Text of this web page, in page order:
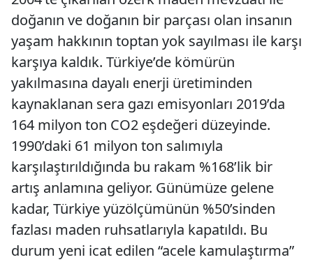
doğanın ve doğanın bir parçası olan insanın
yaşam hakkının toptan yok sayılması ile karşı
karşıya kaldık. Türkiye’de kömürün
yakılmasına dayalı enerji üretiminden
kaynaklanan sera gazı emisyonları 2019’da
164 milyon ton CO2 eşdeğeri düzeyinde.
1990’daki 61 milyon ton salımıyla
karşılaştırıldığında bu rakam %168’lik bir
artış anlamına geliyor. Günümüze gelene
kadar, Türkiye yüzölçümünün %50’sinden
fazlası maden ruhsatlarıyla kapatıldı. Bu
durum yeni icat edilen “acele kamulaştırma”